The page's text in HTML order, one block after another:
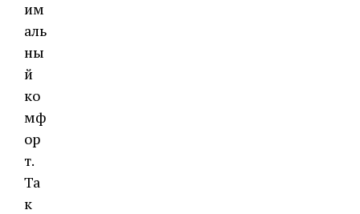
им
аль
ны
й
ко
мф
ор
т.
Та
к